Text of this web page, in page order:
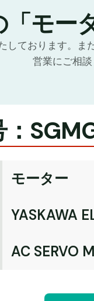
「モー
ております。
営業にご相談
：
モーター
YASKAWA
AC SERVO